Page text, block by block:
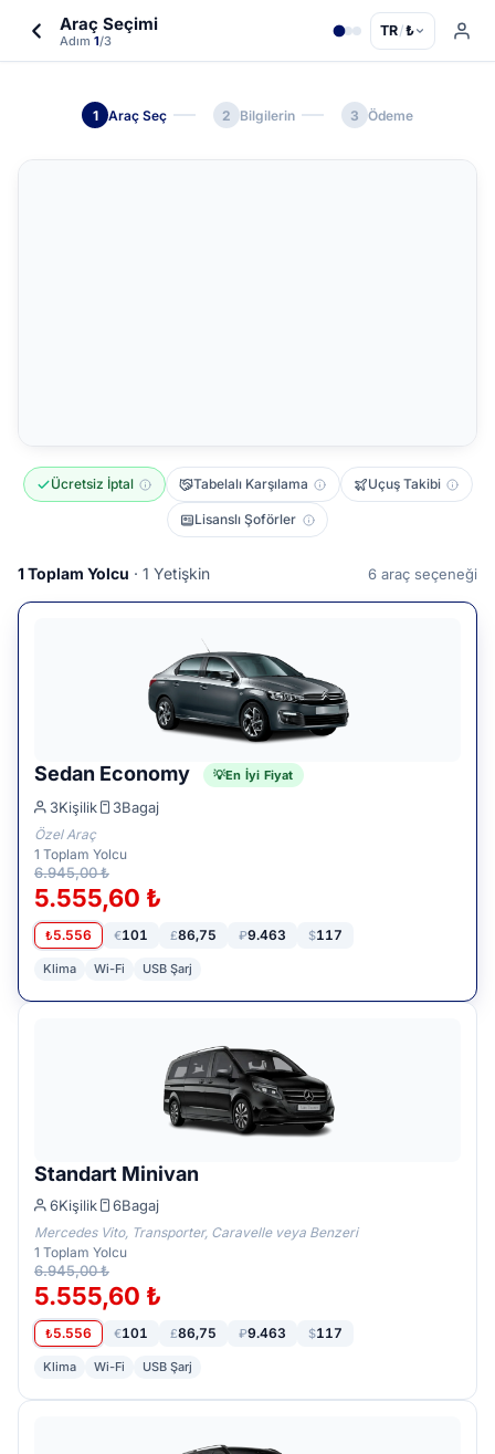
Araç Seçimi
Adım 1/3
TR/₺
1 Araç Seç 2 Bilgilerin 3 Ödeme
Ücretsiz İptal Tabelalı Karşılama Uçuş Takibi
Lisanslı Şoförler
1Toplam Yolcu · 1 Yetişkin 6 araç seçeneği
Sedan Economy En İyi Fiyat
3Kişilik 3Bagaj
Özel Araç
1 Toplam Yolcu
6.945,00 ₺
5.555,60 ₺
₺5.556 €101 £86,75 ₽9.463 $117
Klima Wi-Fi USB Şarj
Standart Minivan
6Kişilik 6Bagaj
Mercedes Vito, Transporter, Caravelle veya Benzeri
1 Toplam Yolcu
6.945,00 ₺
5.555,60 ₺
₺5.556 €101 £86,75 ₽9.463 $117
Klima Wi-Fi USB Şarj